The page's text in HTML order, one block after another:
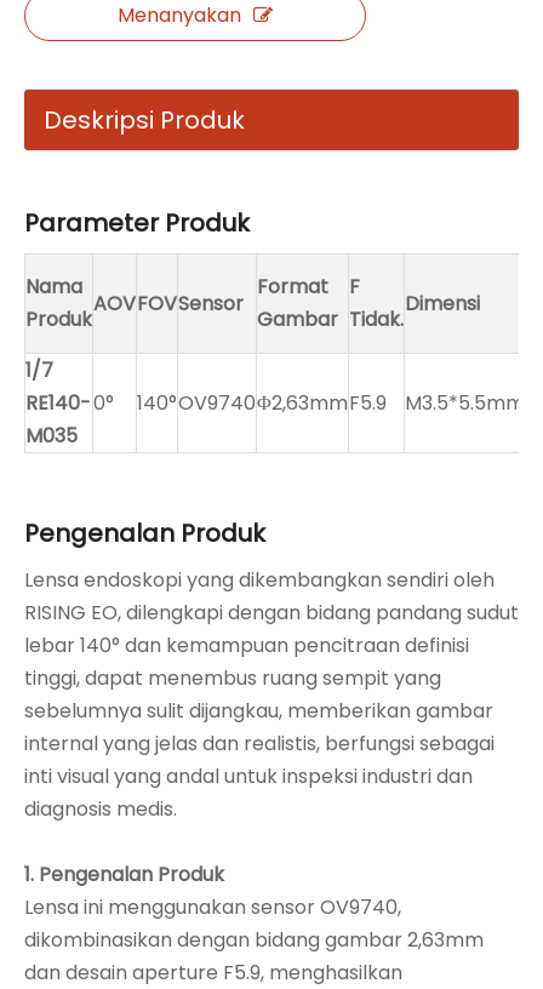
Menanyakan
Deskripsi Produk
Parameter Produk
Nama
Produk
AOVFOVSensor
Format
Gambar
F
Tidak.
Dimensi
1/7
RE140-
M035
0° 140°OV9740Φ2,63mmF5.9 M3.5*5.5mm
Pengenalan Produk
Lensa endoskopi yang dikembangkan sendiri oleh
RISING EO, dilengkapi dengan bidang pandang sudut
lebar 140° dan kemampuan pencitraan definisi
tinggi, dapat menembus ruang sempit yang
sebelumnya sulit dijangkau, memberikan gambar
internal yang jelas dan realistis, berfungsi sebagai
inti visual yang andal untuk inspeksi industri dan
diagnosis medis.
1. Pengenalan Produk
Lensa ini menggunakan sensor OV9740,
dikombinasikan dengan bidang gambar 2,63mm
dan desain aperture F5.9, menghasilkan